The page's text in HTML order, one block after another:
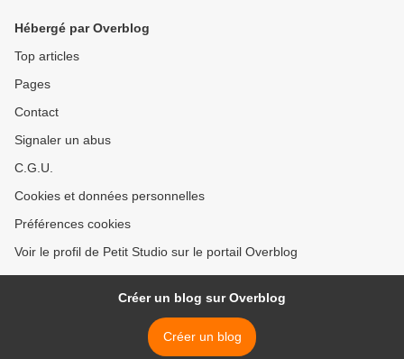
Hébergé par Overblog
Top articles
Pages
Contact
Signaler un abus
C.G.U.
Cookies et données personnelles
Préférences cookies
Voir le profil de Petit Studio sur le portail Overblog
Créer un blog sur Overblog
Créer un blog